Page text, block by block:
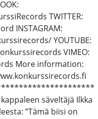
TWITTER:
INSTAGRAM:
YOUTUBE:
VIMEO:
More information:
säveltäjä Ilkka
”Tämä biisi on